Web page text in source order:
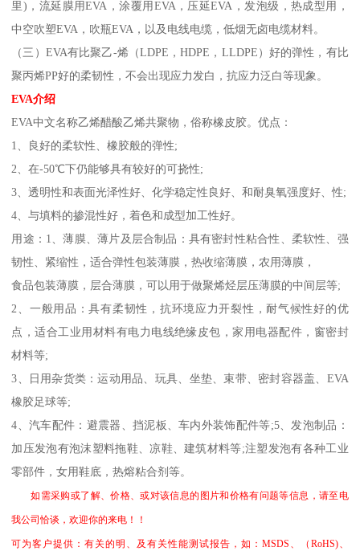
里 ) ，流延膜用EVA ，涂覆用 EVA，压延EVA ，发泡级，热成型用，
中空吹塑EVA ，吹瓶EVA ，以及电线电缆，低烟无卤电缆材料。
（三） EVA有比聚乙-烯（LDPE ，HDPE ， LLDPE ）好的弹性，有比
聚丙烯PP好的柔韧性，不会出现应力发白，抗应力泛白等现象。
EVA介绍
EVA中文名称乙烯醋酸乙烯共聚物，俗称橡皮胶。优点：
1、良好的柔软性、橡胶般的弹性;
2、在-50℃下仍能够具有较好的可挠性;
3、透明性和表面光泽性好、化学稳定性良好、和耐臭氧强度好、性;
4、与填料的掺混性好，着色和成型加工性好。
用途： 1、薄膜、薄片及层合制品：具有密封性粘合性、柔软性、强
韧性、紧缩性，适合弹性包装薄膜，热收缩薄膜，农用薄膜，
食品包装薄膜，层合薄膜，可以用于做聚烯烃层压薄膜的中间层等;
2、一般用品：具有柔韧性，抗环境应力开裂性，耐气候性好的优
点，适合工业用材料有电力电线绝缘皮包，家用电器配件，窗密封
材料等;
3、日用杂货类：运动用品、玩具、坐垫、束带、密封容器盖、 EVA
橡胶足球等;
4、汽车配件：避震器、挡泥板、车内外装饰配件等;5、发泡制品：
加压发泡有泡沫塑料拖鞋、凉鞋、建筑材料等;注塑发泡有各种工业
零部件，女用鞋底，热熔粘合剂等。
如需采购或了解、价格、或对该信息的图片和价格有问题等信息，请至电
我公司恰谈，欢迎你的来电！！
可为客户提供：有关的明、及有关性能测试报告，如： MSDS 、 （ RoHS)、